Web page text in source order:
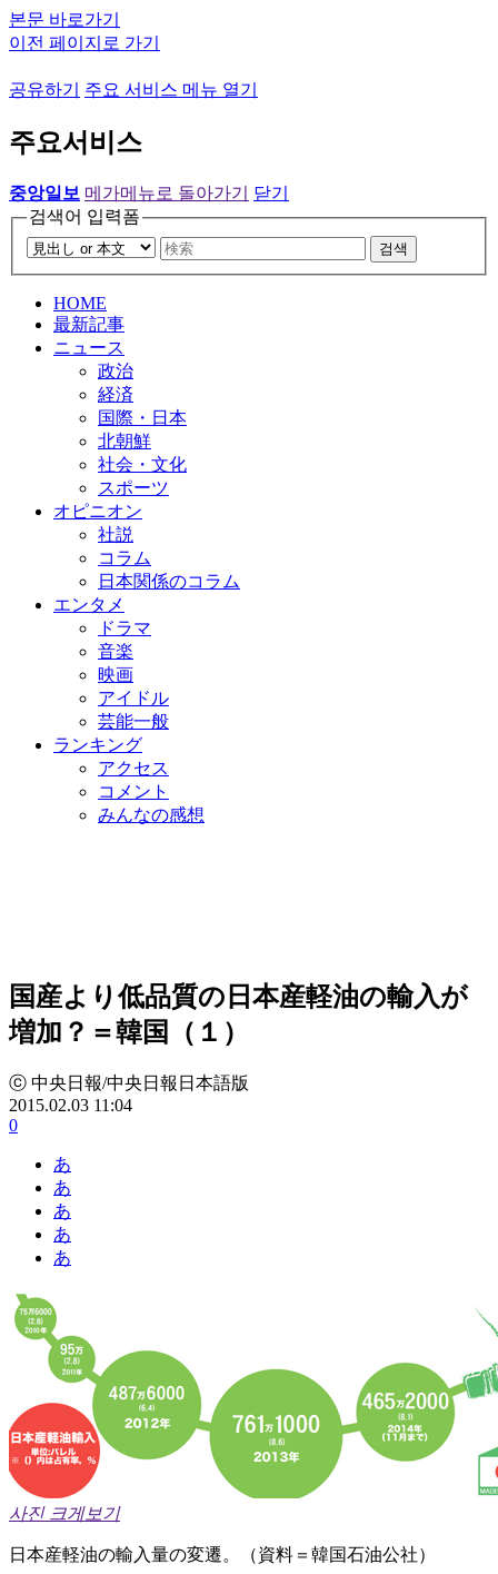
본문 바로가기
이전 페이지로 가기
공유하기 주요 서비스 메뉴 열기
주요서비스
중앙일보 메가메뉴로 돌아가기
닫기
검색어 입력폼
검색
HOME
最新記事
ニュース
政治
経済
国際・日本
北朝鮮
社会・文化
スポーツ
オピニオン
社説
コラム
日本関係のコラム
エンタメ
ドラマ
音楽
映画
アイドル
芸能一般
ランキング
アクセス
コメント
みんなの感想
国産より低品質の日本産軽油の輸入が
増加？＝韓国（１）
ⓒ 中央日報/中央日報日本語版
2015.02.03 11:04
0
あ
あ
あ
あ
あ
사진 크게보기
日本産軽油の輸入量の変遷。（資料＝韓国石油公社）